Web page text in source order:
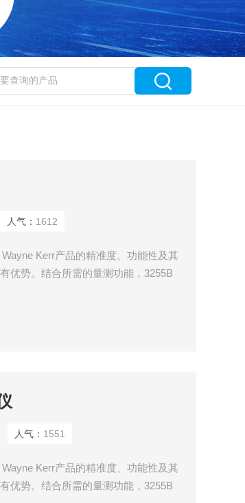
人气： 1612
Kerr产品的精准度、功能性及其
优势。结合所需的量测功能，3255B
人气： 1551
Kerr产品的精准度、功能性及其
优势。结合所需的量测功能，3255B